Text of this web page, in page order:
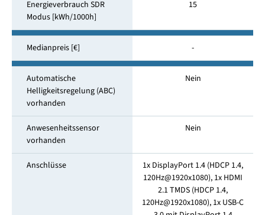
Energieverbrauch SDR
Modus [kWh/1000h]
15
Medianpreis [€] -
Automatische
Helligkeitsregelung (ABC)
vorhanden
Nein
Anwesenheitssensor
vorhanden
Nein
Anschlüsse
1x DisplayPort 1.4 (HDCP 1.4,
120Hz@1920x1080), 1x HDMI
2.1 TMDS (HDCP 1.4,
120Hz@1920x1080), 1x USB-C